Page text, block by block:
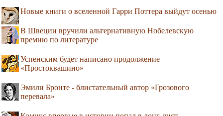
Новые книги о вселенной Гарри Поттера выйдут осенью
В Швеции вручили альтернативную Нобелевскую
премию по литературе
Успенским будет написано продолжение
«Простоквашино»
Эмили Бронте - блистательный автор «Грозового
перевала»